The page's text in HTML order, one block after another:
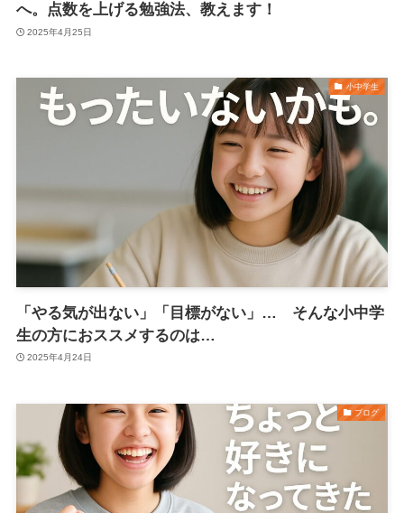
へ。点数を上げる勉強法、教えます！
2025年4月25日
小中学生
「やる気が出ない」「目標がない」… そんな小中学
生の方におススメするのは…
2025年4月24日
ブログ